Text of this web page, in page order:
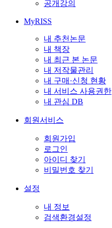
공개강의
MyRISS
내 추천논문
내 책장
내 최근 본 논문
내 저작물관리
내 구매·신청 현황
내 서비스 사용권한
내 관심 DB
회원서비스
회원가입
로그인
아이디 찾기
비밀번호 찾기
설정
내 정보
검색환경설정